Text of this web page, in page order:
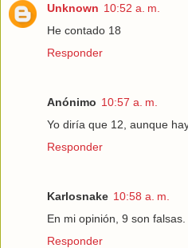
Unknown 10:52 a. m.
He contado 18
Responder
Anónimo 10:57 a. m.
Yo diría que 12, aunque
Responder
Karlosnake 10:58 a. m.
En mi opinión, 9 son falsas.
Responder